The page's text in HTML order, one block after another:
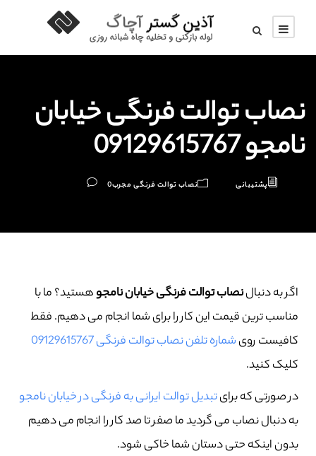
نصاب توالت فرنگی خیابان
نامجو 09129615767
پشتیبانی نصاب توالت فرنگی مجرب0
اگر به دنبالنصاب توالت فرنگی خیابان نامجوهستید؟ ما با
مناسب ترین قیمت این کار را برای شما انجام می دهیم. فقط
کافیست رویشماره تلفن نصاب توالت فرنگی 09129615767
کلیک کنید.
در صورتی که برایتبدیل توالت ایرانی به فرنگی در خیابان نامجو
به دنبال نصاب می گردید ما صفر تا صد کار را انجام می دهیم
بدون اینکه حتی دستان شما خاکی شود.